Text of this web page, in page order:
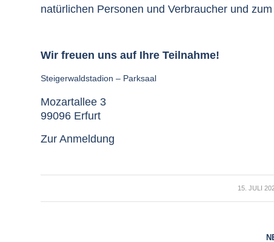
natürlichen Personen und Verbraucher und
Wir freuen uns auf Ihre Teilnahme!
Steigerwaldstadion – Parksaal
Mozartallee 3
99096 Erfurt
Zur Anmeldung
15. JULI
/